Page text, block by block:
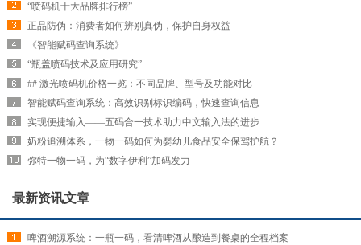
“喷码机十大品牌排行榜”
正品防伪：消费者如何辨别真伪，保护自身权益
《智能赋码查询系统》
“瓶盖喷码技术及应用研究”
## 激光喷码机价格一览：不同品牌、型号及功能对比
智能赋码查询系统：高效识别标识编码，快速查询信息
实现便捷输入——五码合一技术助力中文输入法的进步
奶粉追溯体系，一物一码如何为婴幼儿食品安全保驾护航？
弥特一物一码，为“数字伊利”加码发力
最新资讯文章
啤酒溯源系统：一瓶一码，看清啤酒从酿造到餐桌的全程档案